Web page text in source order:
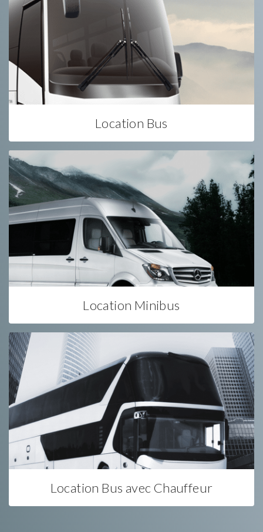
Location Bus
Location Minibus
Location Bus avec Chauffeur